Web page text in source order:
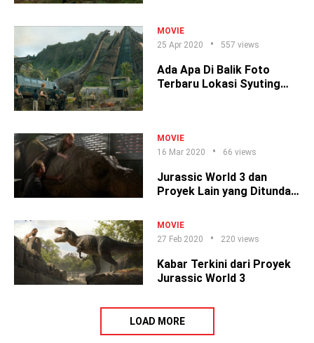
MOVIE
25 Apr 2020
557 views
Ada Apa Di Balik Foto
Terbaru Lokasi Syuting
MOVIE
16 Mar 2020
66 views
Jurassic World 3 dan
Proyek Lain yang Ditunda
MOVIE
27 Feb 2020
220 views
Kabar Terkini dari Proyek
Jurassic World 3
LOAD MORE